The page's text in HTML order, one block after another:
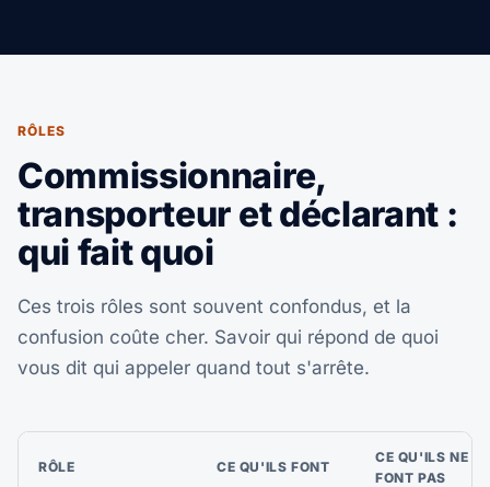
RÔLES
Commissionnaire,
transporteur et déclarant :
qui fait quoi
Ces trois rôles sont souvent confondus, et la
confusion coûte cher. Savoir qui répond de quoi
vous dit qui appeler quand tout s'arrête.
RÔLE CE QU'ILS FONT
CE QU'ILS NE
FONT PAS